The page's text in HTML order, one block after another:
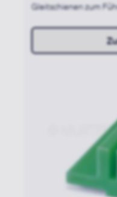
Gleitschienen zum